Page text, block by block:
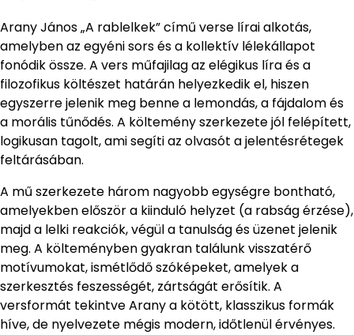
Arany János „A rablelkek” című verse lírai alkotás,
amelyben az egyéni sors és a kollektív lélekállapot
fonódik össze. A vers műfajilag az elégikus líra és a
filozofikus költészet határán helyezkedik el, hiszen
egyszerre jelenik meg benne a lemondás, a fájdalom és
a morális tűnődés. A költemény szerkezete jól felépített,
logikusan tagolt, ami segíti az olvasót a jelentésrétegek
feltárásában.
A mű szerkezete három nagyobb egységre bontható,
amelyekben először a kiinduló helyzet (a rabság érzése),
majd a lelki reakciók, végül a tanulság és üzenet jelenik
meg. A költeményben gyakran találunk visszatérő
motívumokat, ismétlődő szóképeket, amelyek a
szerkesztés feszességét, zártságát erősítik. A
versformát tekintve Arany a kötött, klasszikus formák
híve, de nyelvezete mégis modern, időtlenül érvényes.